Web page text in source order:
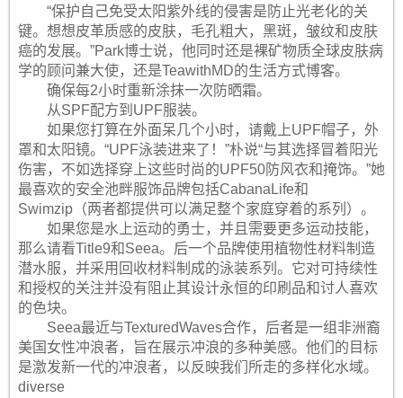
“保护自己免受太阳紫外线的侵害是防止光老化的关
键。想想皮革质感的皮肤，毛孔粗大，黑斑，皱纹和皮肤
癌的发展。”Park博士说，他同时还是裸矿物质全球皮肤病
学的顾问兼大使，还是TeawithMD的生活方式博客。
确保每2小时重新涂抹一次防晒霜。
从SPF配方到UPF服装。
如果您打算在外面呆几个小时，请戴上UPF帽子，外
罩和太阳镜。“UPF泳装进来了！”朴说“与其选择冒着阳光
伤害，不如选择穿上这些时尚的UPF50防风衣和掩饰。”她
最喜欢的安全池畔服饰品牌包括CabanaLife和
Swimzip（两者都提供可以满足整个家庭穿着的系列）。
如果您是水上运动的勇士，并且需要更多运动技能，
那么请看Title9和Seea。后一个品牌使用植物性材料制造
潜水服，并采用回收材料制成的泳装系列。它对可持续性
和授权的关注并没有阻止其设计永恒的印刷品和讨人喜欢
的色块。
Seea最近与TexturedWaves合作，后者是一组非洲裔
美国女性冲浪者，旨在展示冲浪的多种美感。他们的目标
是激发新一代的冲浪者，以反映我们所走的多样化水域。
diverse